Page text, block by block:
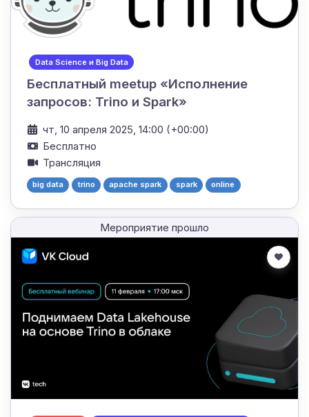
Data Science и Big Data
Бесплатный meetup «Исполнение
запросов: Trino и Spark»
чт, 10 апреля 2025, 14:00 (+00:00)
Бесплатно
Трансляция
big data trino apache spark spark online
Мероприятие прошло